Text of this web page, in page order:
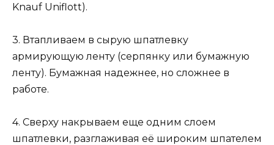
Knauf Uniflott).
3. Втапливаем в сырую шпатлевку
армирующую ленту (серпянку или бумажную
ленту). Бумажная надежнее, но сложнее в
работе.
4. Сверху накрываем еще одним слоем
шпатлевки, разглаживая её широким шпателем